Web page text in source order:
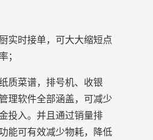
实时接单，可大大缩短点
；
质菜谱，排号机、收银
理软件全部涵盖，可减少
投入。并且通过销量排
能可有效减少物耗，降低